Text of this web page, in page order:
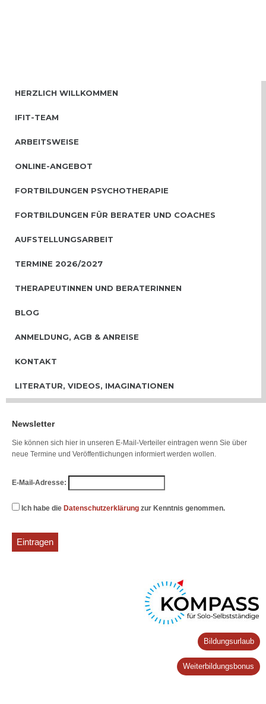
HERZLICH WILLKOMMEN
IFIT-TEAM
ARBEITSWEISE
ONLINE-ANGEBOT
FORTBILDUNGEN PSYCHOTHERAPIE
FORTBILDUNGEN FÜR BERATER UND COACHES
AUFSTELLUNGSARBEIT
TERMINE 2026/2027
THERAPEUTINNEN UND BERATERINNEN
BLOG
ANMELDUNG, AGB & ANREISE
KONTAKT
LITERATUR, VIDEOS, IMAGINATIONEN
Newsletter
Sie können sich hier in unseren E-Mail-Verteiler eintragen wenn Sie über
neue Termine und Veröffentlichungen informiert werden wollen.
E-Mail-Adresse:
Ich habe die Datenschutzerklärung zur Kenntnis genommen.
Bildungsurlaub
Weiterbildungsbonus